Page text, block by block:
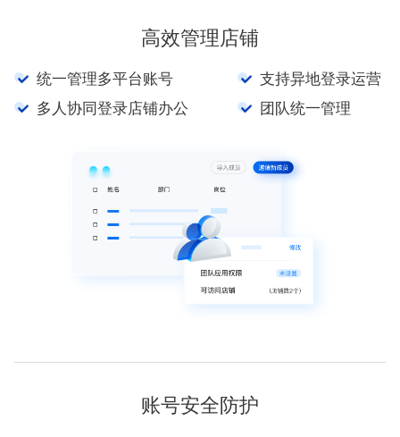
高效管理店铺
统一管理多平台账号
支持异地登录运营
多人协同登录店铺办公
团队统一管理
账号安全防护